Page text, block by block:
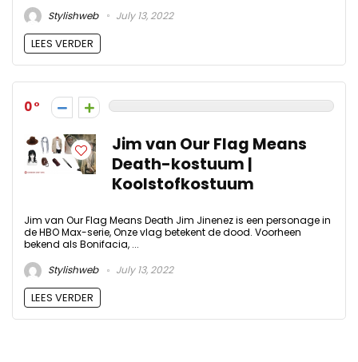
Stylishweb
July 13, 2022
LEES VERDER
0
Jim van Our Flag Means
Death-kostuum |
Koolstofkostuum
Jim van Our Flag Means Death Jim Jinenez is een personage in
de HBO Max-serie, Onze vlag betekent de dood. Voorheen
bekend als Bonifacia, ...
Stylishweb
July 13, 2022
LEES VERDER